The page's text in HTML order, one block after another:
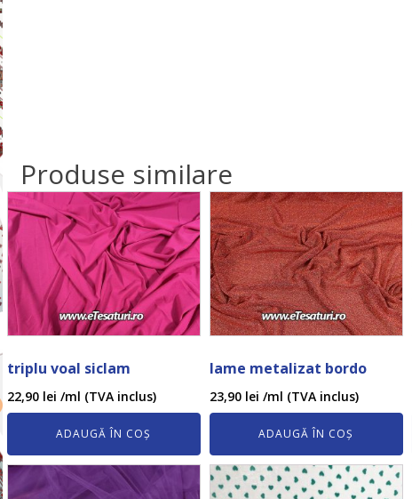
Produse similare
triplu voal siclam
22,90 lei /ml (TVA inclus)
ADAUGĂ ÎN COȘ
lame metalizat bordo
23,90 lei /ml (TVA inclus)
ADAUGĂ ÎN COȘ